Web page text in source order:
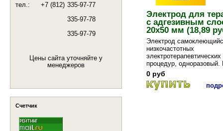
тел.:
+7 (812) 335-97-77
335-97-78
335-97-79
Цены сайта уточняйте у
менеджеров
Счетчик
Электрод для
с адгезивным
20х50 мм (18,89
Электрод
низкочастотных
электротерапевтических
процедур, одноразовый.
у...
0 руб